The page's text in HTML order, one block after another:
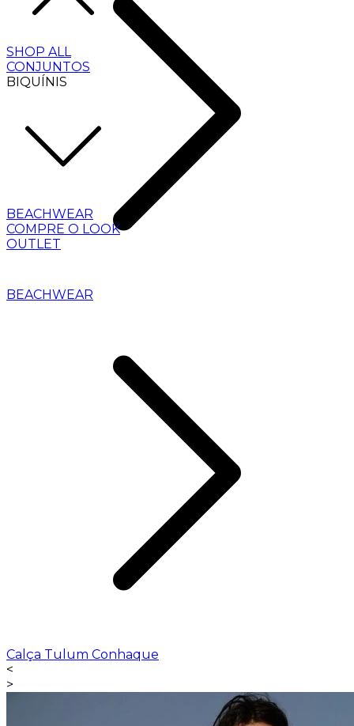
SHOP ALL
CONJUNTOS
BIQUÍNIS
BEACHWEAR
COMPRE O LOOK
OUTLET
BEACHWEAR
Calça Tulum Conhaque
<
>